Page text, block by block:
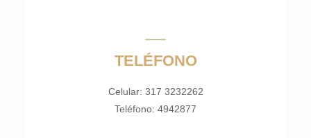
TELÉFONO
Celular: 317 3232262
Teléfono: 4942877